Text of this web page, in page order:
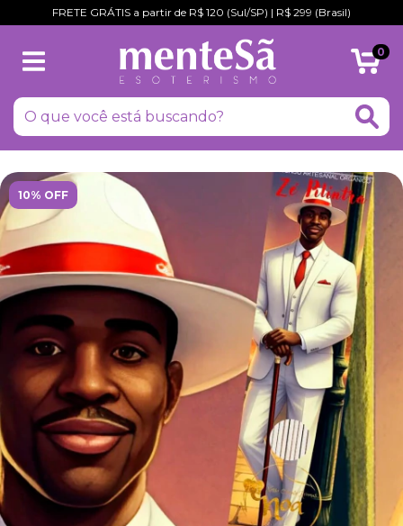
FRETE GRÁTIS a partir de R$ 120 (Sul/SP) | R$ 299 (Brasil)
0
10% OFF